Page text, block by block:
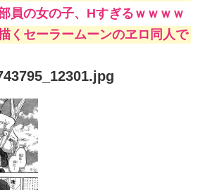
員の女の子、Hすぎるｗｗｗｗ
くセーラームーンのヱロ同人で